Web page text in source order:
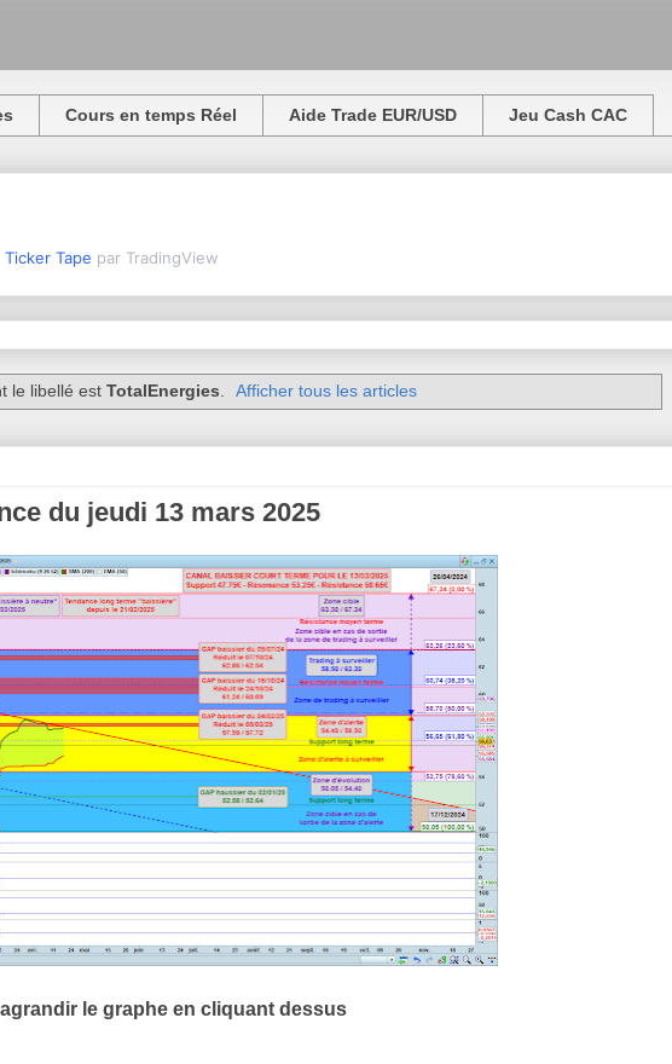
Cours en temps Réel Aide Trade EUR/USD Jeu Cash CAC
Ticker Tape par TradingView
le libellé est TotalEnergies Afficher tous les articles
du jeudi 13 mars 2025
le graphe en cliquant dessus